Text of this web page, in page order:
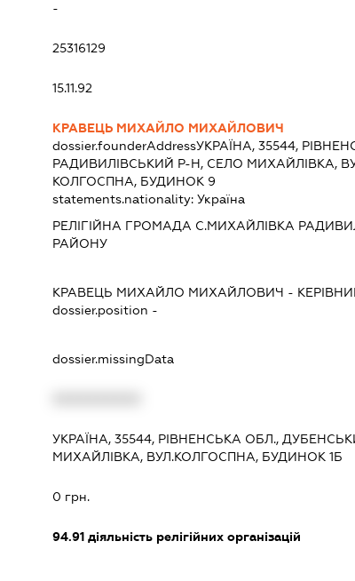
-
25316129
15.11.92
КРАВЕЦЬ МИХАЙЛО МИХАЙЛОВИЧ
dossier.founderAddressУКРАЇНА, 35544,
РАДИВИЛІВСЬКИЙ Р-Н, СЕЛО МИХАЙЛІВКА,
КОЛГОСПНА, БУДИНОК 9
statements.nationality:Україна
РЕЛІГІЙНА ГРОМАДА С.МИХАЙЛІВКА
РАЙОНУ
КРАВЕЦЬ МИХАЙЛО МИХАЙЛОВИЧ -
dossier.position -
dossier.missingData
УКРАЇНА, 35544, РІВНЕНСЬКА ОБЛ.,
МИХАЙЛІВКА, ВУЛ.КОЛГОСПНА, БУДИНОК 1Б
0 грн.
94.91 діяльність релігійних організацій